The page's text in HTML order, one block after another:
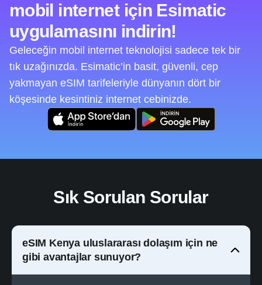
mobil internet için Esimatic
uygulamasını indirin!
Geleceğin mobil internet teknolojisi sadece tek bir
tık uzağınızda. Esimatic’in basit, güvenli, cep
yakmayan eSIM tarifeleriyle dünyanın dört bir
köşesinde kesintiniz internet cebinizde.
Sık Sorulan Sorular
eSIM Kenya uluslararası dolaşım için ne
gibi avantajlar sunuyor?